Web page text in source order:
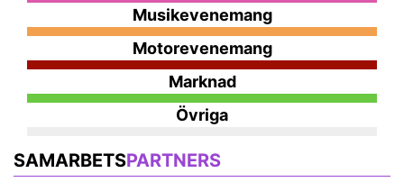
Musikevenemang
Motorevenemang
Marknad
Övriga
SAMARBETSPARTNERS